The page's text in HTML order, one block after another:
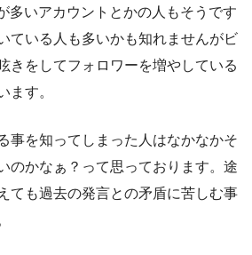
多いアカウントとかの人もそうです
ている人も多いかも知れませんがビ
きをしてフォロワーを増やしている
ます。
事を知ってしまった人はなかなかそ
のかなぁ？って思っております。途
ても過去の発言との矛盾に苦しむ事